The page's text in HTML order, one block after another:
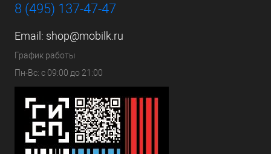
8 (495) 137-47-47
Email: shop@mobilk.ru
График работы
Пн-Вс: с 09:00 до 21:00